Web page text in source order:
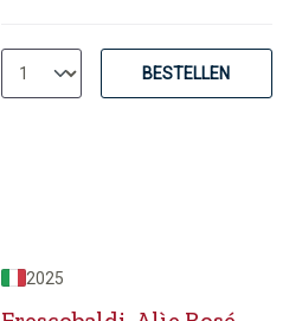
BESTELLEN
2025